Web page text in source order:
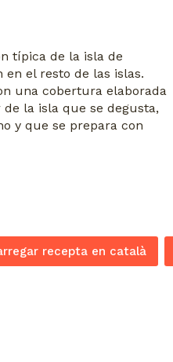
típica de la isla de
el resto de las islas.
una cobertura elaborada
la isla que se degusta,
y que se prepara con
recepta en català